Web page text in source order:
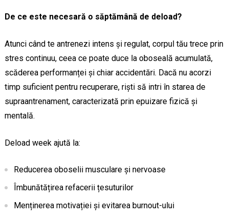
De ce este necesară o săptămână de deload?
Atunci când te antrenezi intens și regulat, corpul tău trece prin
stres continuu, ceea ce poate duce la oboseală acumulată,
scăderea performanței și chiar accidentări. Dacă nu acorzi
timp suficient pentru recuperare, riști să intri în starea de
supraantrenament, caracterizată prin epuizare fizică și
mentală.
Deload week ajută la:
Reducerea oboselii musculare și nervoase
Îmbunătățirea refacerii țesuturilor
Menținerea motivației și evitarea burnout-ului